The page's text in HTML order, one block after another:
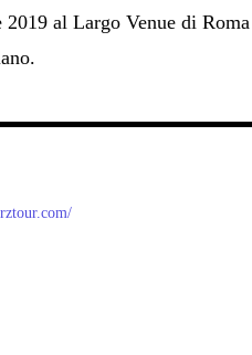
al Largo Venue di